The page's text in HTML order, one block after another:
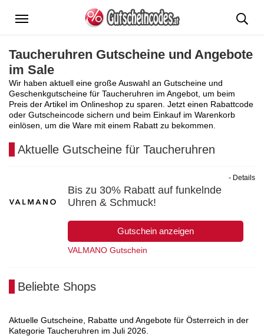
Menü
Taucheruhren Gutscheine und Angebote
im Sale
Wir haben aktuell eine große Auswahl an Gutscheine und
Geschenkgutscheine für Taucheruhren im Angebot, um beim
Preis der Artikel im Onlineshop zu sparen. Jetzt einen Rabattcode
oder Gutscheincode sichern und beim Einkauf im Warenkorb
einlösen, um die Ware mit einem Rabatt zu bekommen.
Aktuelle Gutscheine für Taucheruhren
Bis zu 30% Rabatt auf funkelnde
Uhren & Schmuck!
Gutschein anzeigen
- Details
VALMANO Gutschein
Beliebte Shops
Aktuelle Gutscheine, Rabatte und Angebote für Österreich in der
Kategorie Taucheruhren im Juli 2026.